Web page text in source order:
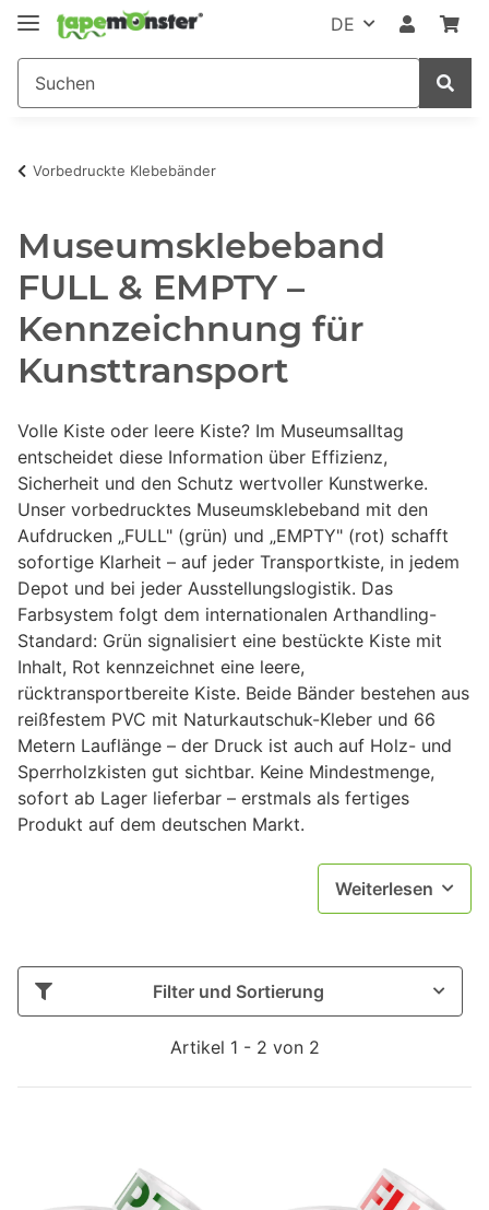
DE
Vorbedruckte Klebebänder
Museumsklebeband
FULL & EMPTY –
Kennzeichnung für
Kunsttransport
Volle Kiste oder leere Kiste? Im Museumsalltag
entscheidet diese Information über Effizienz,
Sicherheit und den Schutz wertvoller Kunstwerke.
Unser vorbedrucktes Museumsklebeband mit den
Aufdrucken „FULL" (grün) und „EMPTY" (rot) schafft
sofortige Klarheit – auf jeder Transportkiste, in jedem
Depot und bei jeder Ausstellungslogistik. Das
Farbsystem folgt dem internationalen Arthandling-
Standard: Grün signalisiert eine bestückte Kiste mit
Inhalt, Rot kennzeichnet eine leere,
rücktransportbereite Kiste. Beide Bänder bestehen aus
reißfestem PVC mit Naturkautschuk-Kleber und 66
Metern Lauflänge – der Druck ist auch auf Holz- und
Sperrholzkisten gut sichtbar. Keine Mindestmenge,
sofort ab Lager lieferbar – erstmals als fertiges
Produkt auf dem deutschen Markt.
Weiterlesen
Filter und Sortierung
Artikel 1 - 2 von 2